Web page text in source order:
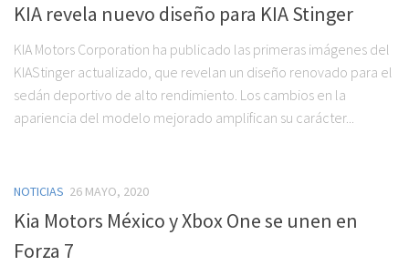
KIA revela nuevo diseño para KIA Stinger
KIA Motors Corporation ha publicado las primeras imágenes del
KIAStinger actualizado, que revelan un diseño renovado para el
sedán deportivo de alto rendimiento. Los cambios en la
apariencia del modelo mejorado amplifican su carácter...
NOTICIAS 26 MAYO, 2020
Kia Motors México y Xbox One se unen en
Forza 7